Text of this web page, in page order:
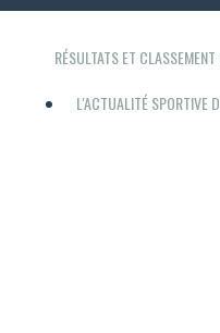
RÉSULTATS ET
L'ACTUALITÉ SPORTIVE